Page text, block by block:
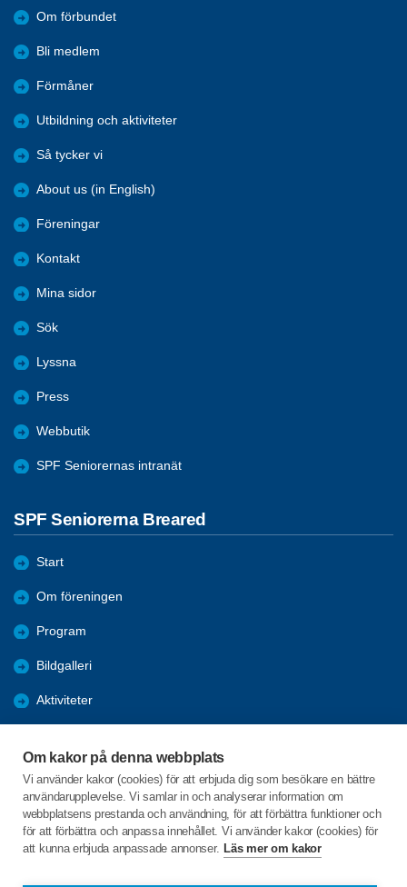
Om kakor på denna webbplats
Vi använder kakor (cookies) för att erbjuda dig som besökare en bättre
användarupplevelse. Vi samlar in och analyserar information om
webbplatsens prestanda och användning, för att förbättra funktioner och
för att förbättra och anpassa innehållet. Vi använder kakor (cookies) för
att kunna erbjuda anpassade annonser. Läs mer om kakor
Om förbundet
Bli medlem
Förmåner
Utbildning och aktiviteter
Så tycker vi
About us (in English)
Föreningar
Kontakt
Mina sidor
Sök
Lyssna
Press
Webbutik
SPF Seniorernas intranät
SPF Seniorerna Breared
Start
Om föreningen
Program
Bildgalleri
Aktiviteter
Bli medlem
Handlingar
C/o:Anki Preifelt